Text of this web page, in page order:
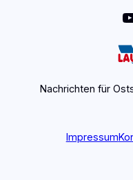
Nachrichten für
Impressum